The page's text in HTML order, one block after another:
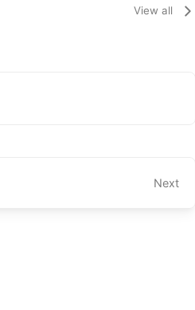
View all
Next